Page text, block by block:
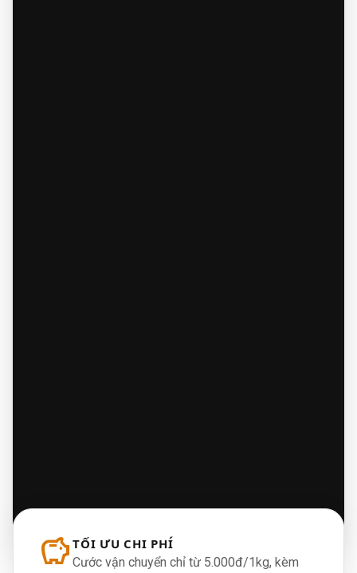
savings TỐI ƯU CHI PHÍ
Cước vận chuyển chỉ từ 5.000đ/1kg, kèm